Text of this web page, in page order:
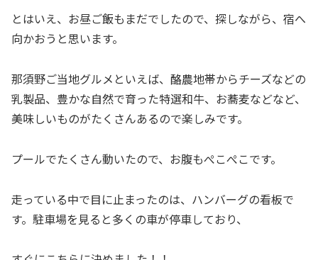
とはいえ、お昼ご飯もまだでしたので、探しながら、宿へ
向かおうと思います。
那須野ご当地グルメといえば、酪農地帯からチーズなどの
乳製品、豊かな自然で育った特選和牛、お蕎麦などなど、
美味しいものがたくさんあるので楽しみです。
プールでたくさん動いたので、お腹もぺこぺこです。
走っている中で目に止まったのは、ハンバーグの看板で
す。駐車場を見ると多くの車が停車しており、